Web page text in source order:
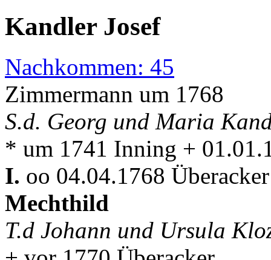
Kandler Josef
Nachkommen: 45
Zimmermann um 1768
S.d. Georg und Maria
* um 1741 Inning +
I. oo 04.04.1768
Mechthild
T.d Johann und Ursula